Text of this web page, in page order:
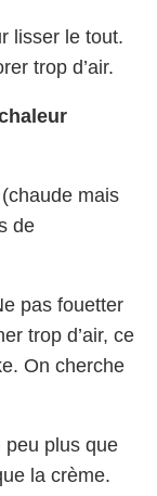
lisser le tout.
trop d’air.
mais
de
pas fouetter
trop d’air, ce
On cherche
peu plus que
la crème.